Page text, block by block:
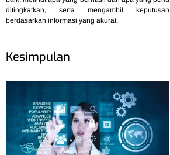
ditingkatkan, serta mengambil keputusan
berdasarkan informasi yang akurat.
Kesimpulan